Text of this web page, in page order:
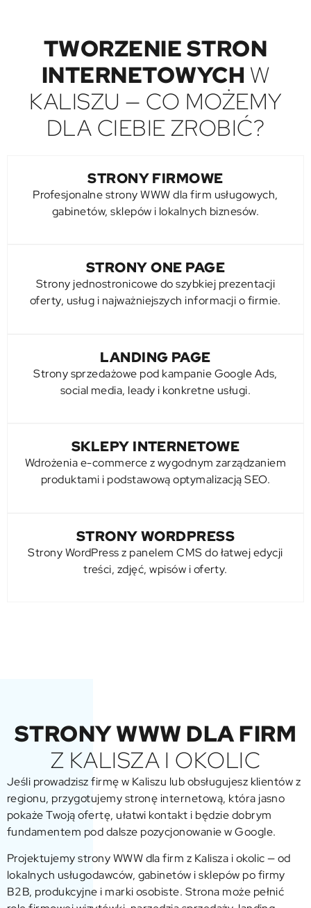
TWORZENIE STRON
INTERNETOWYCH W
KALISZU — CO MOŻEMY
DLA CIEBIE ZROBIĆ?
STRONY FIRMOWE
Profesjonalne strony WWW dla firm usługowych,
gabinetów, sklepów i lokalnych biznesów.
STRONY ONE PAGE
Strony jednostronicowe do szybkiej prezentacji
oferty, usług i najważniejszych informacji o firmie.
LANDING PAGE
Strony sprzedażowe pod kampanieGoogle Ads,
social media, leady i konkretne usługi.
SKLEPY INTERNETOWE
Wdrożenia e-commerce z wygodnym zarządzaniem
produktami i podstawową optymalizacją SEO.
STRONY WORDPRESS
Strony WordPress z panelem CMS do łatwej edycji
treści, zdjęć, wpisów i oferty.
STRONY WWW DLA FIRM
Z KALISZA I OKOLIC
Jeśli prowadzisz firmę w Kaliszu lub obsługujesz klientów z
regionu, przygotujemy stronę internetową, która jasno
pokaże Twoją ofertę, ułatwi kontakt i będzie dobrym
fundamentem pod dalsze pozycjonowanie w Google.
Projektujemy strony WWW dla firm z Kalisza i okolic — od
lokalnych usługodawców, gabinetów i sklepów po firmy
B2B, produkcyjne i marki osobiste. Strona może pełnić